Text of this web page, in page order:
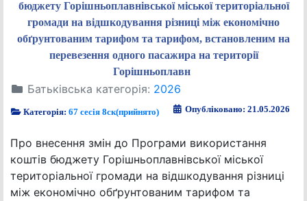
бюджету Горішньоплавнівської міської територіальної
громади на відшкодування різниці між економічно
обґрунтованим тарифом та тарифом, встановленим на
перевезення одного пасажира на території
Горішньоплавн
Батьківська категорія: 2026
Категорія:67 сесія 8ск(прийнято) Опубліковано: 21.05.2026
Про внесення змін до Програми використання
коштів бюджету Горішньоплавнівської міської
територіальної громади на відшкодування різниці
між економічно обґрунтованим тарифом та